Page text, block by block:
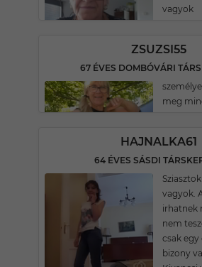
vagyok
ZSUZSI55
67 ÉVES DOMBÓVÁRI
meg
HAJNALKA61
64 ÉVES SÁSDI
vagyok.
irhatnek
nem
csak egy
bizony